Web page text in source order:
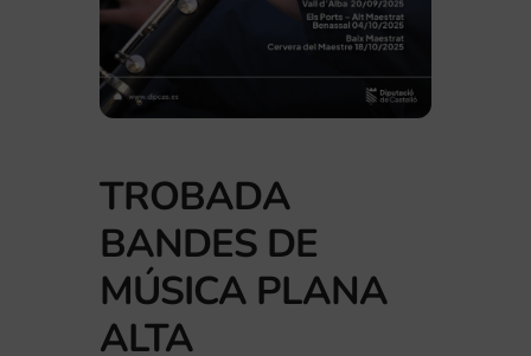
TROBADA
BANDES DE
MÚSICA PLANA
ALTA